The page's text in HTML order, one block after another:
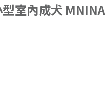
室內成犬 MNINA